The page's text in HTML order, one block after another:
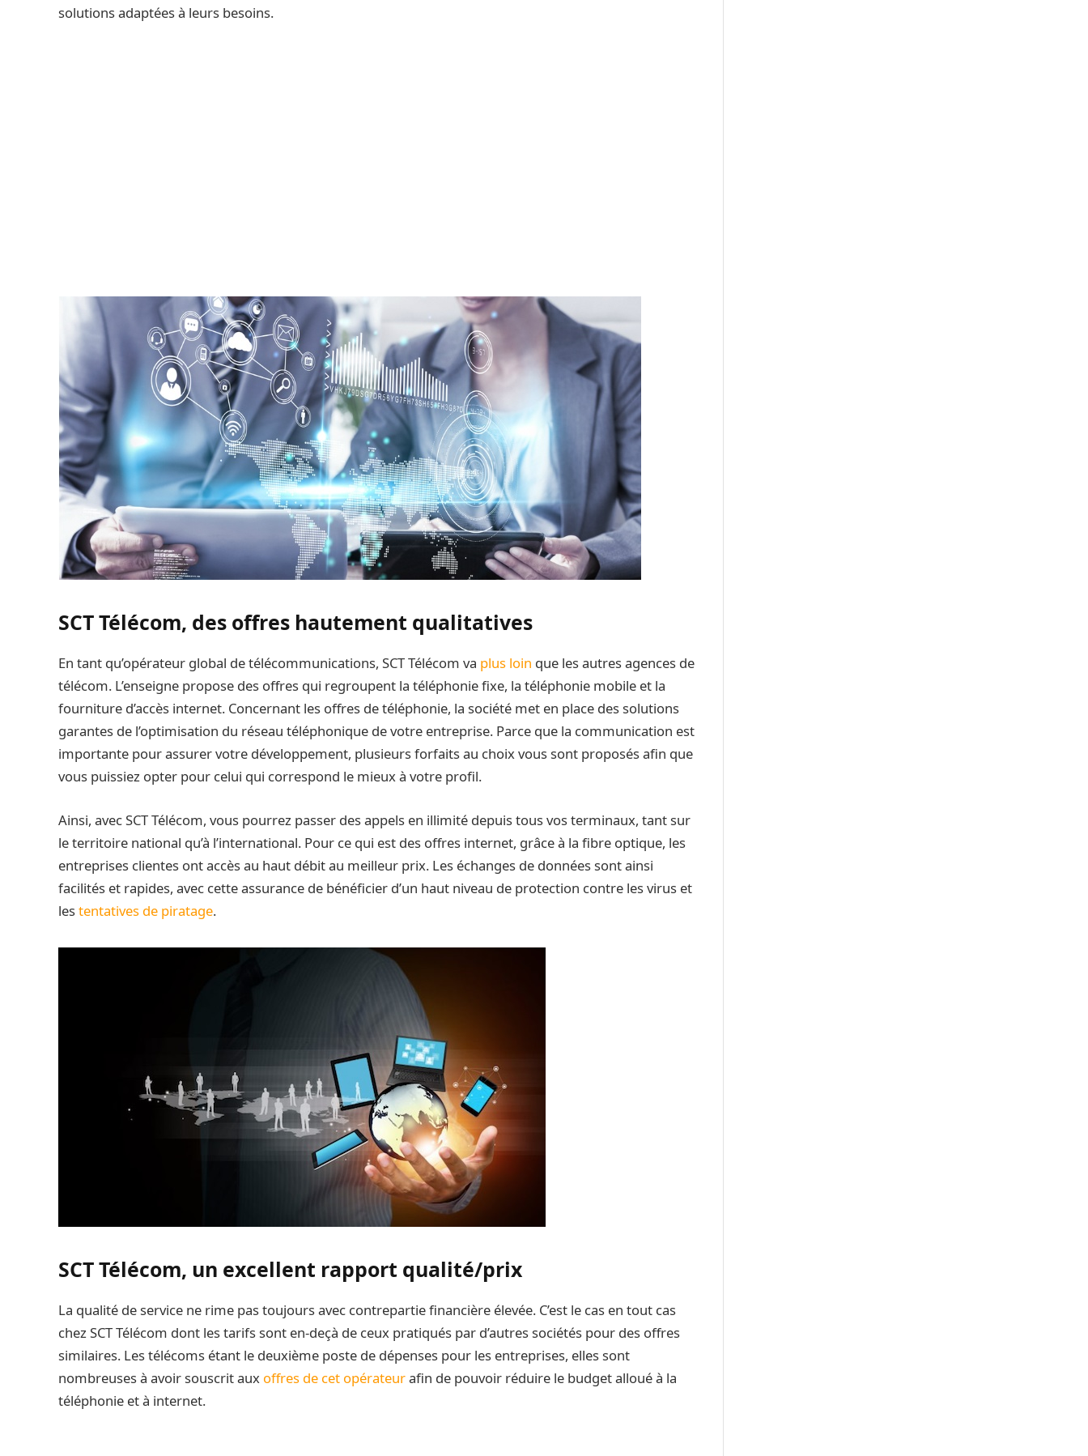
solutions adaptées à leurs besoins.
SCT Télécom, des offres hautement qualitatives
En tant qu’opérateur global de télécommunications, SCT Télécom va plus loin que les autres agences de
télécom. L’enseigne propose des offres qui regroupent la téléphonie fixe, la téléphonie mobile et la
fourniture d’accès internet. Concernant les offres de téléphonie, la société met en place des solutions
garantes de l’optimisation du réseau téléphonique de votre entreprise. Parce que la communication est
importante pour assurer votre développement, plusieurs forfaits au choix vous sont proposés afin que
vous puissiez opter pour celui qui correspond le mieux à votre profil.
Ainsi, avec SCT Télécom, vous pourrez passer des appels en illimité depuis tous vos terminaux, tant sur
le territoire national qu’à l’international. Pour ce qui est des offres internet, grâce à la fibre optique, les
entreprises clientes ont accès au haut débit au meilleur prix. Les échanges de données sont ainsi
facilités et rapides, avec cette assurance de bénéficier d’un haut niveau de protection contre les virus et
lestentatives de piratage.
SCT Télécom, un excellent rapport qualité/prix
La qualité de service ne rime pas toujours avec contrepartie financière élevée. C’est le cas en tout cas
chez SCT Télécom dont les tarifs sont en-deçà de ceux pratiqués par d’autres sociétés pour des offres
similaires. Les télécoms étant le deuxième poste de dépenses pour les entreprises, elles sont
nombreuses à avoir souscrit aux offres de cet opérateurafin de pouvoir réduire le budget alloué à la
téléphonie et à internet.